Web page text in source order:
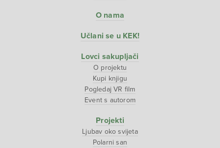
O nama
Učlani se u KEK!
Lovci sakupljači
O projektu
Kupi knjigu
Pogledaj VR film
Event s autorom
Projekti
Ljubav oko svijeta
Polarni san